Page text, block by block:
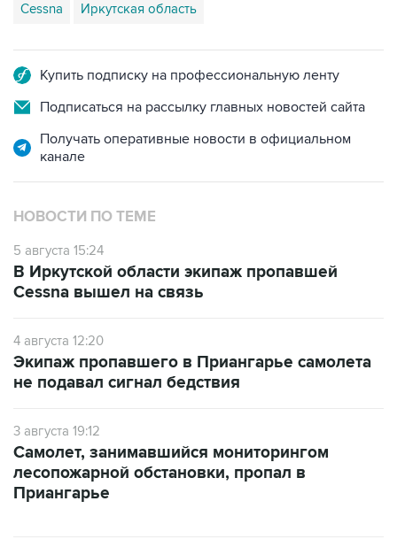
Cessna Иркутская область
Купить подписку на профессиональную ленту
Подписаться на рассылку главных новостей сайта
Получать оперативные новости в официальном
канале
НОВОСТИ ПО ТЕМЕ
5 августа 15:24
В Иркутской области экипаж пропавшей
Cessna вышел на связь
4 августа 12:20
Экипаж пропавшего в Приангарье самолета
не подавал сигнал бедствия
3 августа 19:12
Самолет, занимавшийся мониторингом
лесопожарной обстановки, пропал в
Приангарье